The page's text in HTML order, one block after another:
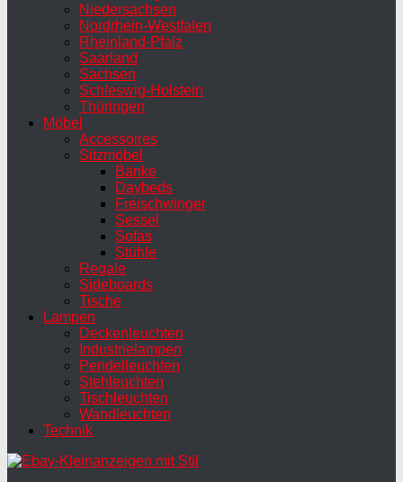
Niedersachsen
Nordrhein-Westfalen
Rheinland-Pfalz
Saarland
Sachsen
Schleswig-Holstein
Thüringen
Möbel
Accessoires
Sitzmöbel
Bänke
Daybeds
Freischwinger
Sessel
Sofas
Stühle
Regale
Sideboards
Tische
Lampen
Deckenleuchten
Industrielampen
Pendelleuchten
Stehleuchten
Tischleuchten
Wandleuchten
Technik